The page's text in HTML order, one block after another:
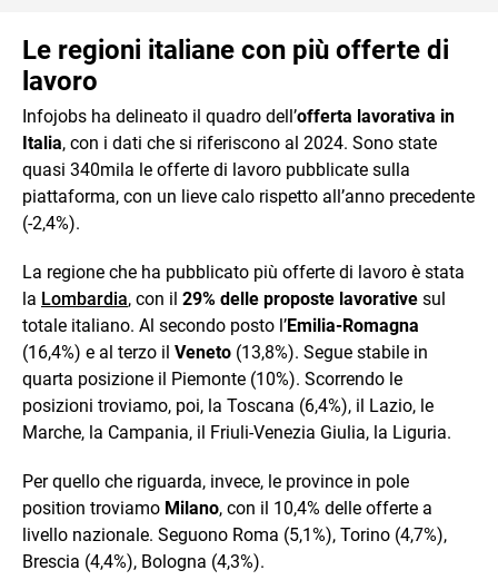
Le regioni italiane con più offerte di
lavoro
Infojobs ha delineato il quadro dell’offerta lavorativa in
Italia, con i dati che si riferiscono al 2024. Sono state
quasi 340mila le offerte di lavoro pubblicate sulla
piattaforma, con un lieve calo rispetto all’anno precedente
(-2,4%).
La regione che ha pubblicato più offerte di lavoro è stata
la Lombardia, con il 29% delle proposte lavorative sul
totale italiano. Al secondo posto l’Emilia-Romagna
(16,4%) e al terzo il Veneto (13,8%). Segue stabile in
quarta posizione il Piemonte (10%). Scorrendo le
posizioni troviamo, poi, la Toscana (6,4%), il Lazio, le
Marche, la Campania, il Friuli-Venezia Giulia, la Liguria.
Per quello che riguarda, invece, le province in pole
position troviamo Milano, con il 10,4% delle offerte a
livello nazionale. Seguono Roma (5,1%), Torino (4,7%),
Brescia (4,4%), Bologna (4,3%).